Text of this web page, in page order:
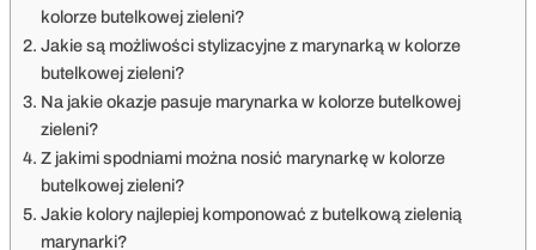
kolorze butelkowej zieleni?
Jakie są możliwości stylizacyjne z marynarką w kolorze
butelkowej zieleni?
Na jakie okazje pasuje marynarka w kolorze butelkowej
zieleni?
Z jakimi spodniami można nosić marynarkę w kolorze
butelkowej zieleni?
Jakie kolory najlepiej komponować z butelkową zielenią
marynarki?